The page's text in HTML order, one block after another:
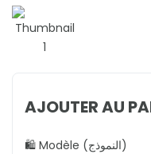
AJOUTER AU
🛍️ Modèle (النموذج)